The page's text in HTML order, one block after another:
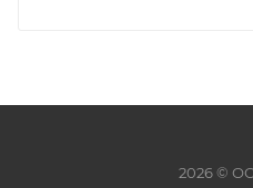
2026 ©